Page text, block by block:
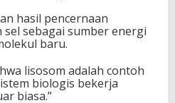
hasil pencernaan
sebagai sumber energi
baru.
lisosom adalah contoh
biologis bekerja
biasa.”